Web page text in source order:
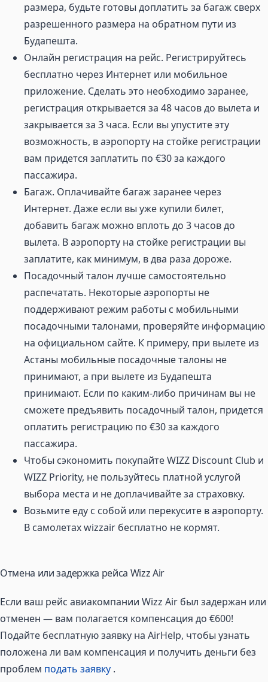
размера, будьте готовы доплатить за багаж сверх
разрешенного размера на обратном пути из
Будапешта.
Онлайн регистрация на рейс. Регистрируйтесь
бесплатно через Интернет или мобильное
приложение. Сделать это необходимо заранее,
регистрация открывается за 48 часов до вылета и
закрывается за 3 часа. Если вы упустите эту
возможность, в аэропорту на стойке регистрации
вам придется заплатить по €30 за каждого
пассажира.
Багаж. Оплачивайте багаж заранее через
Интернет. Даже если вы уже купили билет,
добавить багаж можно вплоть до 3 часов до
вылета. В аэропорту на стойке регистрации вы
заплатите, как минимум, в два раза дороже.
Посадочный талон лучше самостоятельно
распечатать. Некоторые аэропорты не
поддерживают режим работы с мобильными
посадочными талонами, проверяйте информацию
на официальном сайте. К примеру, при вылете из
Астаны мобильные посадочные талоны не
принимают, а при вылете из Будапешта
принимают. Если по каким-либо причинам вы не
сможете предъявить посадочный талон, придется
оплатить регистрацию по €30 за каждого
пассажира.
Чтобы сэкономить покупайте WIZZ Discount Club и
WIZZ Priority, не пользуйтесь платной услугой
выбора места и не доплачивайте за страховку.
Возьмите еду с собой или перекусите в аэропорту.
В самолетах wizzair бесплатно не кормят.
Отмена или задержка рейса Wizz Air
Если ваш рейс авиакомпании Wizz Air был задержан или
отменен — вам полагается компенсация до €600!
Подайте бесплатную заявку на AirHelp, чтобы узнать
положена ли вам компенсация и получить деньги без
проблем подать заявку .